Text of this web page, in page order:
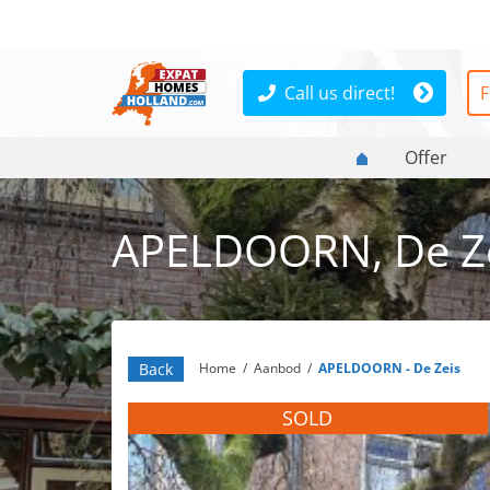
Call us direct!
Offer
Home / Aanbod / APELDOORN - De Zeis
APELDOORN, De
Back
SOLD